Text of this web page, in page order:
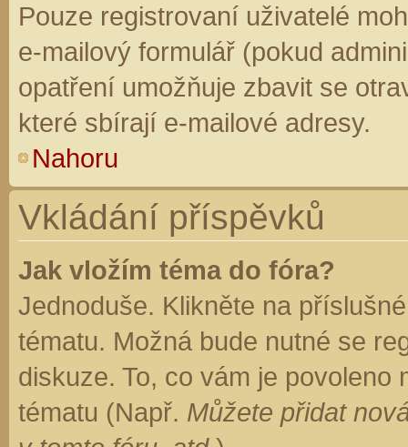
Pouze registrovaní uživatelé
e-mailový formulář (pokud
opatření umožňuje zbavit se
které sbírají e-mailové adresy.
Nahoru
Vkládání příspěvků
Jak vložím téma do fóra?
Jednoduše. Klikněte na
tématu. Možná bude nutné se
diskuze. To, co vám je
tématu (Např. Můžete přidat